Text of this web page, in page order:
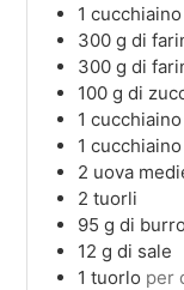
1 cucchiaino
300 g di
300 g di
100 g di
1 cucchiaino
1 cucchiaino
2 uova
2 tuorli
95 g di
12 g di sale
1 tuorlo per